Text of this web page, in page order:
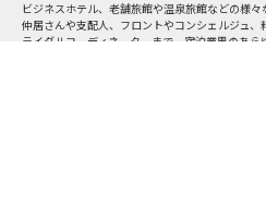
ビジネスホテル、老舗旅館や温泉旅館などの様々
仲居さんや支配人、フロントやコンシェルジュ、
ライダルコーディネーターまで、宿泊業界のあら